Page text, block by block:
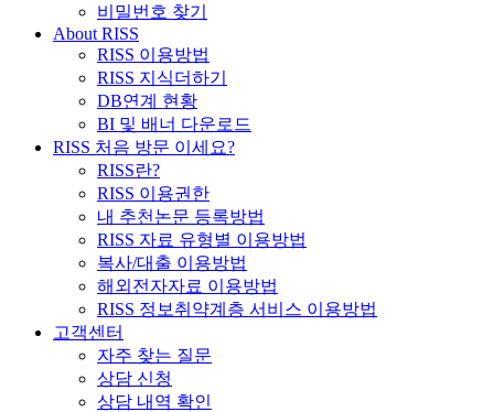
비밀번호 찾기
About RISS
RISS 이용방법
RISS 지식더하기
DB연계 현황
BI 및 배너 다운로드
RISS 처음 방문 이세요?
RISS란?
RISS 이용권한
내 추천논문 등록방법
RISS 자료 유형별 이용방법
복사/대출 이용방법
해외전자자료 이용방법
RISS 정보취약계층 서비스 이용방법
고객센터
자주 찾는 질문
상담 신청
상담 내역 확인